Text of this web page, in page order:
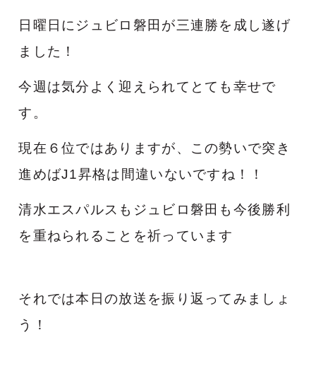
日曜日にジュビロ磐田が三連勝を成し遂げ
ました！
今週は気分よく迎えられてとても幸せで
す。
現在６位ではありますが、この勢いで突き
進めばJ1昇格は間違いないですね！！
清水エスパルスもジュビロ磐田も今後勝利
を重ねられることを祈っています
それでは本日の放送を振り返ってみましょ
う！